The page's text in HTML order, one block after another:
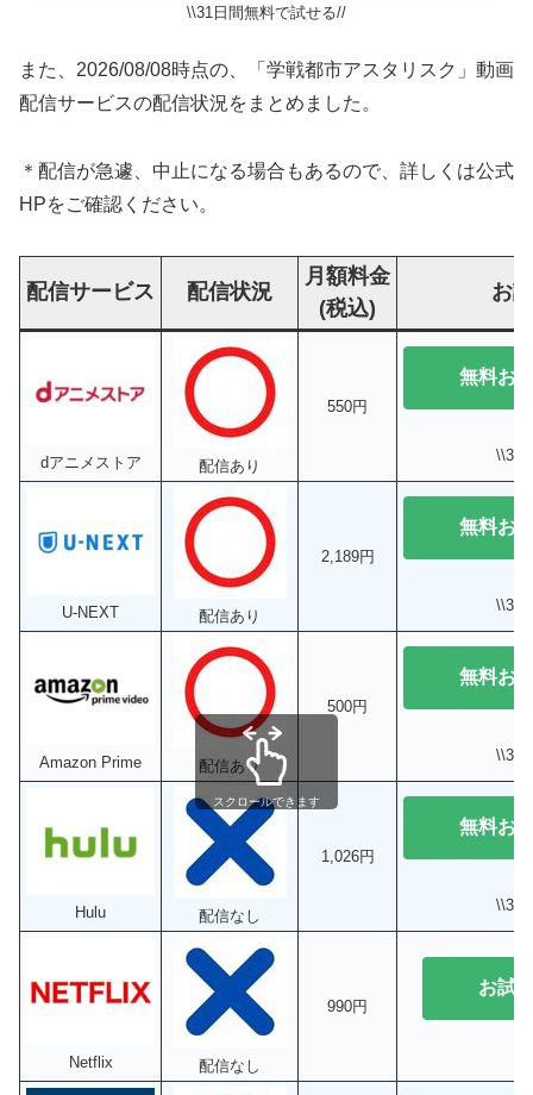
\\31日間無料で試せる//
また、2026/08/08時点の、「学戦都市アスタリスク」動画
配信サービスの配信状況をまとめました。
＊配信が急遽、中止になる場合もあるので、詳しくは公式
HPをご確認ください。
配信サービス 配信状況
月額料金
(税込)
お
dアニメストア 配信あり
550円
無料お
\\31
U-NEXT 配信あり
2,189円
無料お
\\31
Amazon Prime 配信あり
500円
無料お
\\30
Hulu 配信なし
1,026円
無料お
\\31
Netflix 配信なし
990円
お試
スクロールできます